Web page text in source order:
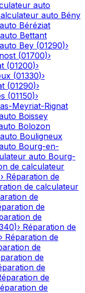
auto
auto Bény
Béréziat
Bettant
Bey (01290)›
(01700)›
(01200)›
(01330)›
(01290)›
(01150)›
Meyriat-Rignat
Boissey
Bolozon
Bouligneux
Bourg-en-
auto Bourg-
de calculateur
› Réparation de
de calculateur
de
de
de
)› Réparation de
› Réparation de
de
de
de
de
de